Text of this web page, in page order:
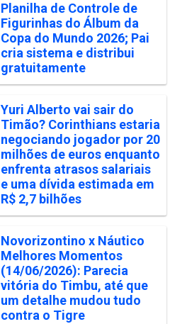
Planilha de Controle de
Figurinhas do Álbum da
Copa do Mundo 2026; Pai
cria sistema e distribui
gratuitamente
Yuri Alberto vai sair do
Timão? Corinthians estaria
negociando jogador por 20
milhões de euros enquanto
enfrenta atrasos salariais
e uma dívida estimada em
R$ 2,7 bilhões
Novorizontino x Náutico
Melhores Momentos
(14/06/2026): Parecia
vitória do Timbu, até que
um detalhe mudou tudo
contra o Tigre